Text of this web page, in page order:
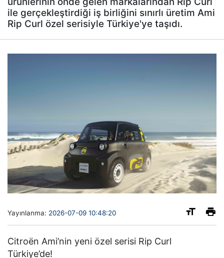
ile gerçekleştirdiği iş birliğini sınırlı üretim Ami
Rip Curl özel serisiyle Türkiye'ye taşıdı.
Yayınlanma: 2026-07-09 10:48:20
Citroën Ami’nin yeni özel serisi Rip Curl
Türkiye’de!